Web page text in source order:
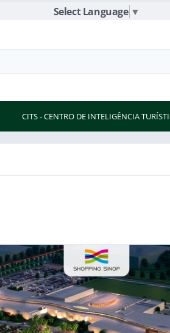
Select Language ▼
CITS - CENTRO DE INTELIGÊNCIA